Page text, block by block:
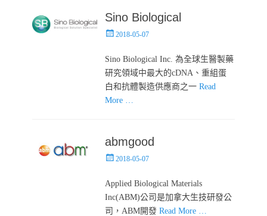
Sino Biological
Posted2018-05-07
Sino Biological Inc. 為全球生醫製藥
研究領域中最大的cDNA、重組蛋
白和抗體製造供應商之一Read
More …
abmgood
Posted2018-05-07
Applied Biological Materials
Inc(ABM)公司是加拿大生技研發公
司，ABM開發Read More …